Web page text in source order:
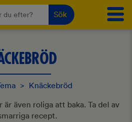
Sök
> Knäckebröd
är även roliga att baka. Ta del av
recept.